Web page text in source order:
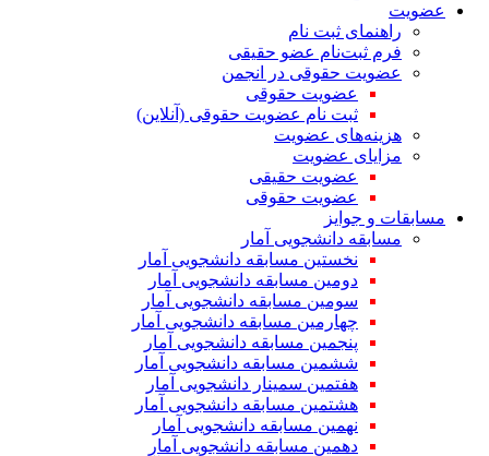
عضویت
راهنمای ثبت نام
فرم ثبت‌نام عضو حقیقی
عضویت حقوقی در انجمن
عضویت حقوقی
ثبت نام عضویت حقوقی (آنلاین)
هزینه‌های عضویت
مزایای عضویت
عضویت حقیقی
عضویت حقوقی
مسابقات و جوایز
مسابقه دانشجویی آمار
نخستین مسابقه دانشجویی آمار
دومین مسابقه دانشجویی آمار
سومین مسابقه دانشجویی آمار
چهارمین مسابقه دانشجویی آمار
پنجمین مسابقه دانشجویی آمار
ششمین مسابقه دانشجویی آمار
هفتمین سمینار دانشجویی آمار
هشتمین مسابقه دانشجویی آمار
نهمین مسابقه دانشجویی آمار
دهمین مسابقه دانشجویی آمار